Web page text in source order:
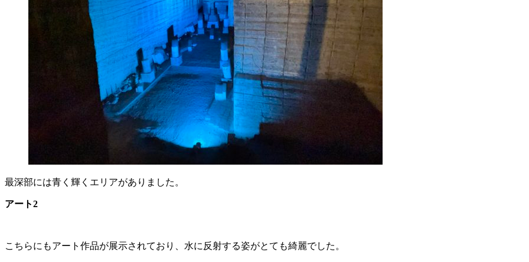
最深部には青く輝くエリアがありました。
アート2
こちらにもアート作品が展示されており、水に反射する姿がとても綺麗でした。